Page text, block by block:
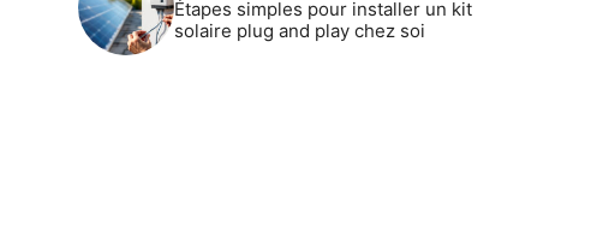
Étapes simples pour installer un kit
solaire plug and play chez soi